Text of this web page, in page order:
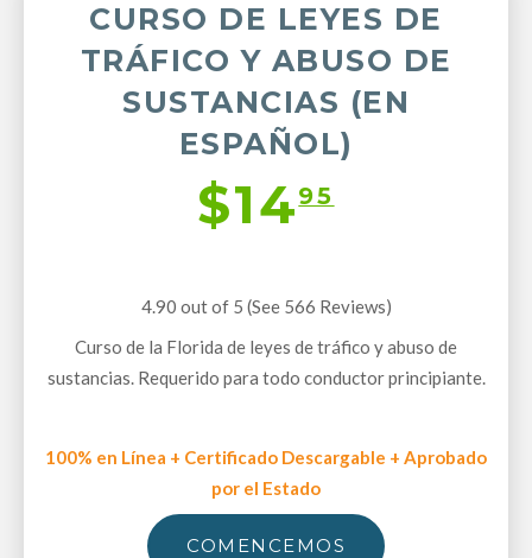
CURSO DE LEYES DE
TRÁFICO Y ABUSO DE
SUSTANCIAS (EN
ESPAÑOL)
$1495
4.90 out of 5 (See 566 Reviews)
Curso de la Florida de leyes de tráfico y abuso de
sustancias. Requerido para todo conductor principiante.
100% en Línea + Certificado Descargable + Aprobado
por el Estado
COMENCEMOS